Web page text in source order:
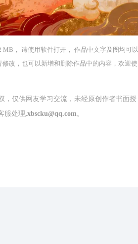
， 请使用软件打开， 作品中文字及图均可以
改，也可以新增和删除作品中的内容，欢迎使
，仅供网友学习交流，未经原创作者书面授
处理,xbscku@qq.com。